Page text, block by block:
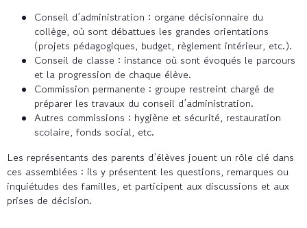
Conseil d’administration : organe décisionnaire du
collège, où sont débattues les grandes orientations
(projets pédagogiques, budget, règlement intérieur, etc.).
Conseil de classe : instance où sont évoqués le parcours
et la progression de chaque élève.
Commission permanente : groupe restreint chargé de
préparer les travaux du conseil d’administration.
Autres commissions : hygiène et sécurité, restauration
scolaire, fonds social, etc.
Les représentants des parents d’élèves jouent un rôle clé dans
ces assemblées : ils y présentent les questions, remarques ou
inquiétudes des familles, et participent aux discussions et aux
prises de décision.